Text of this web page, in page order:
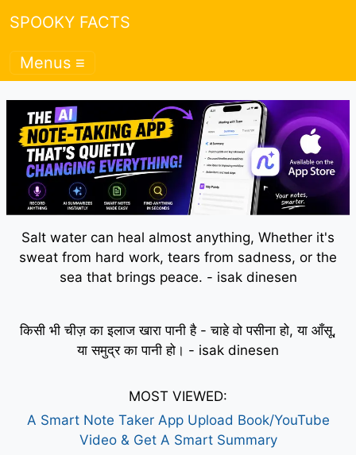
SPOOKY FACTS
Menus ≡
Salt water can heal almost anything, Whether it's
sweat from hard work, tears from sadness, or the
sea that brings peace. - isak dinesen
किसी भी चीज़ का इलाज खारा पानी है - चाहे वो पसीना हो, या आँसू,
या समुद्र का पानी हो। - isak dinesen
MOST VIEWED:
A Smart Note Taker App Upload Book/YouTube
Video & Get A Smart Summary